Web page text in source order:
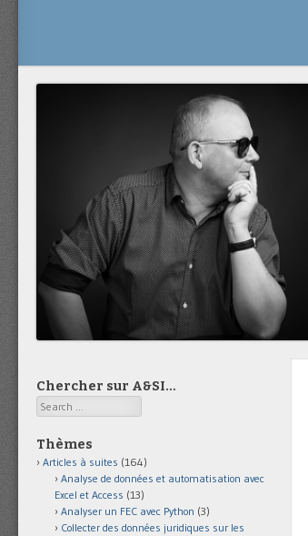
Chercher sur A&SI…
Search
Thèmes
Articles à suites (164)
Analyse de données et automatisation avec
Excel et Access (13)
Analyser un FEC avec Python (3)
Collecter des données juridiques sur les